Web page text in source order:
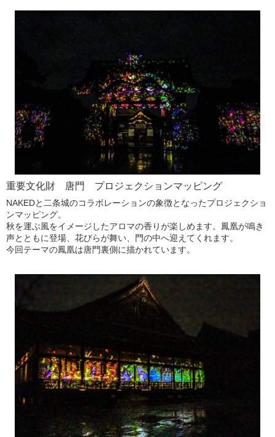
重要文化財 唐門 プロジェクションマッピング
NAKEDと二条城のコラボレーションの象徴となったプロジェクショ
ンマッピング。
秋を運ぶ風をイメージしたアロマの香りが楽しめます。鳳凰が鳴き
声とともに登場、花びらが舞い、門の中へ迎えてくれます。
今回テーマの鳳凰は唐門裏側に描かれています。